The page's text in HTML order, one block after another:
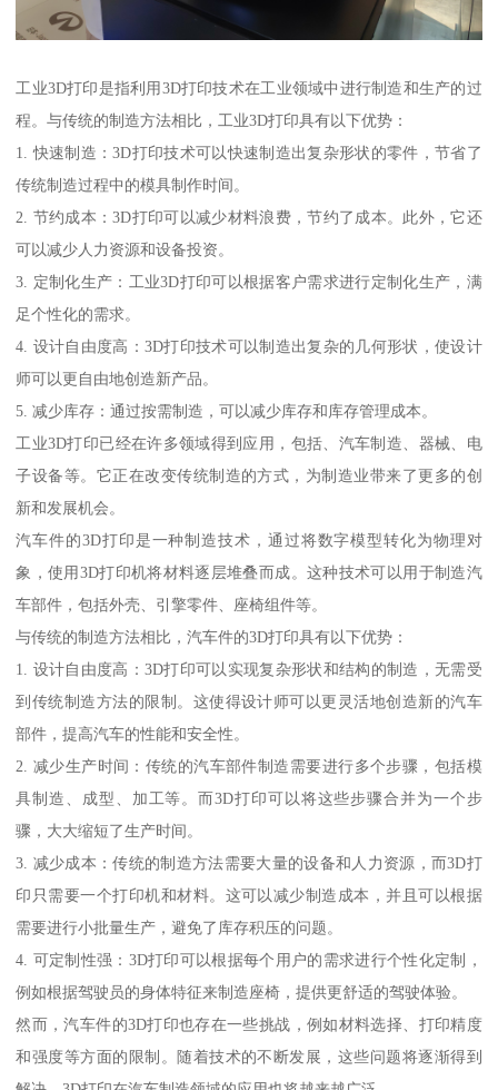
工业3D打印是指利用3D打印技术在工业领域中进行制造和生产的过
程。与传统的制造方法相比，工业3D打印具有以下优势：
1. 快速制造：3D打印技术可以快速制造出复杂形状的零件，节省了
传统制造过程中的模具制作时间。
2. 节约成本：3D打印可以减少材料浪费，节约了成本。此外，它还
可以减少人力资源和设备投资。
3. 定制化生产：工业3D打印可以根据客户需求进行定制化生产，满
足个性化的需求。
4. 设计自由度高：3D打印技术可以制造出复杂的几何形状，使设计
师可以更自由地创造新产品。
5. 减少库存：通过按需制造，可以减少库存和库存管理成本。
工业3D打印已经在许多领域得到应用，包括、汽车制造、器械、电
子设备等。它正在改变传统制造的方式，为制造业带来了更多的创
新和发展机会。
汽车件的3D打印是一种制造技术，通过将数字模型转化为物理对
象，使用3D打印机将材料逐层堆叠而成。这种技术可以用于制造汽
车部件，包括外壳、引擎零件、座椅组件等。
与传统的制造方法相比，汽车件的3D打印具有以下优势：
1. 设计自由度高：3D打印可以实现复杂形状和结构的制造，无需受
到传统制造方法的限制。这使得设计师可以更灵活地创造新的汽车
部件，提高汽车的性能和安全性。
2. 减少生产时间：传统的汽车部件制造需要进行多个步骤，包括模
具制造、成型、加工等。而3D打印可以将这些步骤合并为一个步
骤，大大缩短了生产时间。
3. 减少成本：传统的制造方法需要大量的设备和人力资源，而3D打
印只需要一个打印机和材料。这可以减少制造成本，并且可以根据
需要进行小批量生产，避免了库存积压的问题。
4. 可定制性强：3D打印可以根据每个用户的需求进行个性化定制，
例如根据驾驶员的身体特征来制造座椅，提供更舒适的驾驶体验。
然而，汽车件的3D打印也存在一些挑战，例如材料选择、打印精度
和强度等方面的限制。随着技术的不断发展，这些问题将逐渐得到